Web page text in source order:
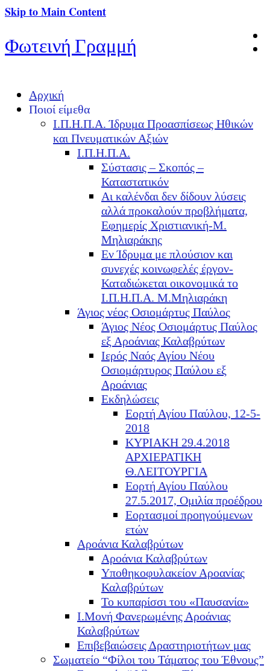
Skip to Main Content
Φωτεινή Γραμμή
Αρχική
Ποιοί είμεθα
Ι.Π.Η.Π.Α. Ίδρυμα Προασπίσεως Ηθικών
και Πνευματικών Αξιών
Ι.Π.Η.Π.Α.
Σύστασις – Σκοπός –
Καταστατικόν
Αι καλένδαι δεν δίδουν λύσεις
αλλά προκαλούν προβλήματα,
Εφημερίς Χριστιανική-Μ.
Μηλιαράκης
Εν Ίδρυμα με πλούσιον και
συνεχές κοινωφελές έργον-
Καταδιώκεται οικονομικά το
Ι.Π.Η.Π.Α. Μ.Μηλιαράκη
Άγιος νέος Οσιομάρτυς Παύλος
Άγιος Νέος Οσιομάρτυς Παύλος
εξ Αροάνιας Καλαβρύτων
Ιερός Ναός Αγίου Νέου
Οσιομάρτυρος Παύλου εξ
Αροάνιας
Εκδηλώσεις
Εορτή Αγίου Παύλου, 12-5-
2018
ΚΥΡΙΑΚΗ 29.4.2018
ΑΡΧΙΕΡΑΤΙΚΗ
Θ.ΛΕΙΤΟΥΡΓΙΑ
Εορτή Αγίου Παύλου
27.5.2017, Ομιλία προέδρου
Εορτασμοί προηγούμενων
ετών
Αροάνια Καλαβρύτων
Αροάνια Καλαβρύτων
Υποθηκοφυλακείον Αροανίας
Καλαβρύτων
Το κυπαρίσσι του «Παυσανία»
Ι.Μονή Φανερωμένης Αροάνιας
Καλαβρύτων
Επιβεβαιώσεις Δραστηριοτήτων μας
Σωματείο “Φίλοι του Τάματος του Έθνους”